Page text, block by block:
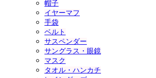
帽子
イヤーマフ
手袋
ベルト
サスペンダー
サングラス・眼鏡
マスク
タオル・ハンカチ